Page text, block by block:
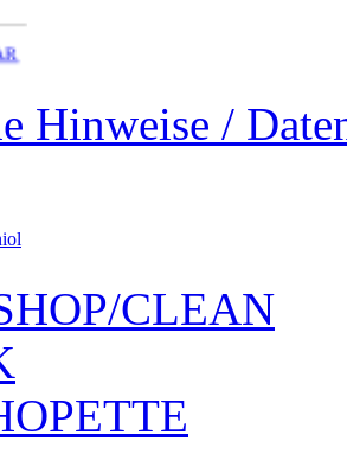
Hinweise /
CLEAN